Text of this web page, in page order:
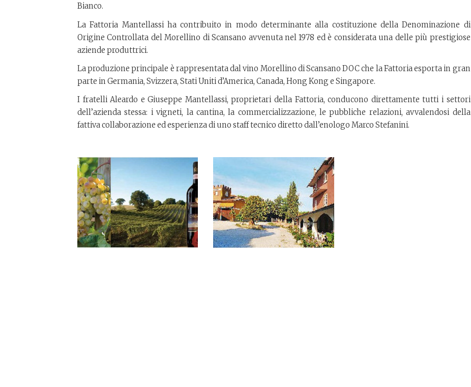
Bianco.
La Fattoria Mantellassi ha contribuito in modo determinante alla costituzione della Denominazione di
Origine Controllata del Morellino di Scansano avvenuta nel 1978 ed è considerata una delle più prestigiose
aziende produttrici.
La produzione principale è rappresentata dal vino Morellino di Scansano DOC che la Fattoria esporta in gran
parte in Germania, Svizzera, Stati Uniti d’America, Canada, Hong Kong e Singapore.
I fratelli Aleardo e Giuseppe Mantellassi, proprietari della Fattoria, conducono direttamente tutti i settori
dell’azienda stessa: i vigneti, la cantina, la commercializzazione, le pubbliche relazioni, avvalendosi della
fattiva collaborazione ed esperienza di uno staff tecnico diretto dall’enologo Marco Stefanini.